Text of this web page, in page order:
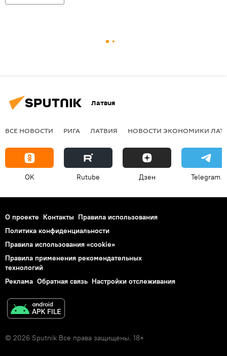
Латвия
ВСЕ НОВОСТИ РИГА ЛАТВИЯ НОВОСТИ ЭКОНОМИКИ
OK Rutube Дзен Telegram
О проекте Контакты Правила использования
Политика конфиденциальности
Правила использования «cookie»
Правила применения рекомендательных
технологий
Реклама Обратная связь Настройки отслеживания
© 2026 Sputnik Все права защищены. 18+